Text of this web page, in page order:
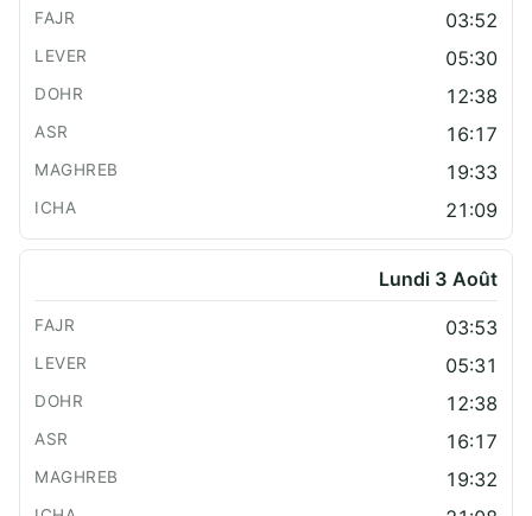
03:52
05:30
12:38
16:17
19:33
21:09
Lundi 3 Août
03:53
05:31
12:38
16:17
19:32